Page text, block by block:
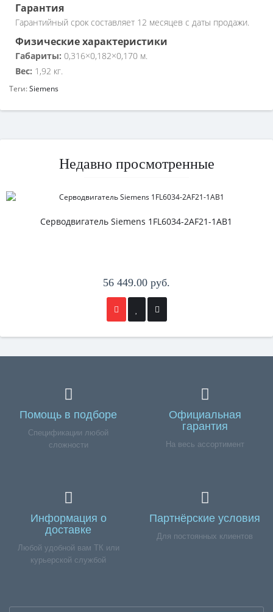
Гарантия
Гарантийный срок составляет 12 месяцев с даты продажи.
Физические характеристики
Габариты: 0,316×0,182×0,170 м.
Вес: 1,92 кг.
Теги:Siemens
Недавно просмотренные
Серводвигатель Siemens 1FL6034-2AF21-1AB1
56 449.00 руб.
Помощь в подборе
Спецификации любой
сложности
Официальная
гарантия
На весь ассортимент
Информация о
доставке
Любой удобной вам ТК или
курьерской службой
Партнёрские условия
Для постоянных клиентов